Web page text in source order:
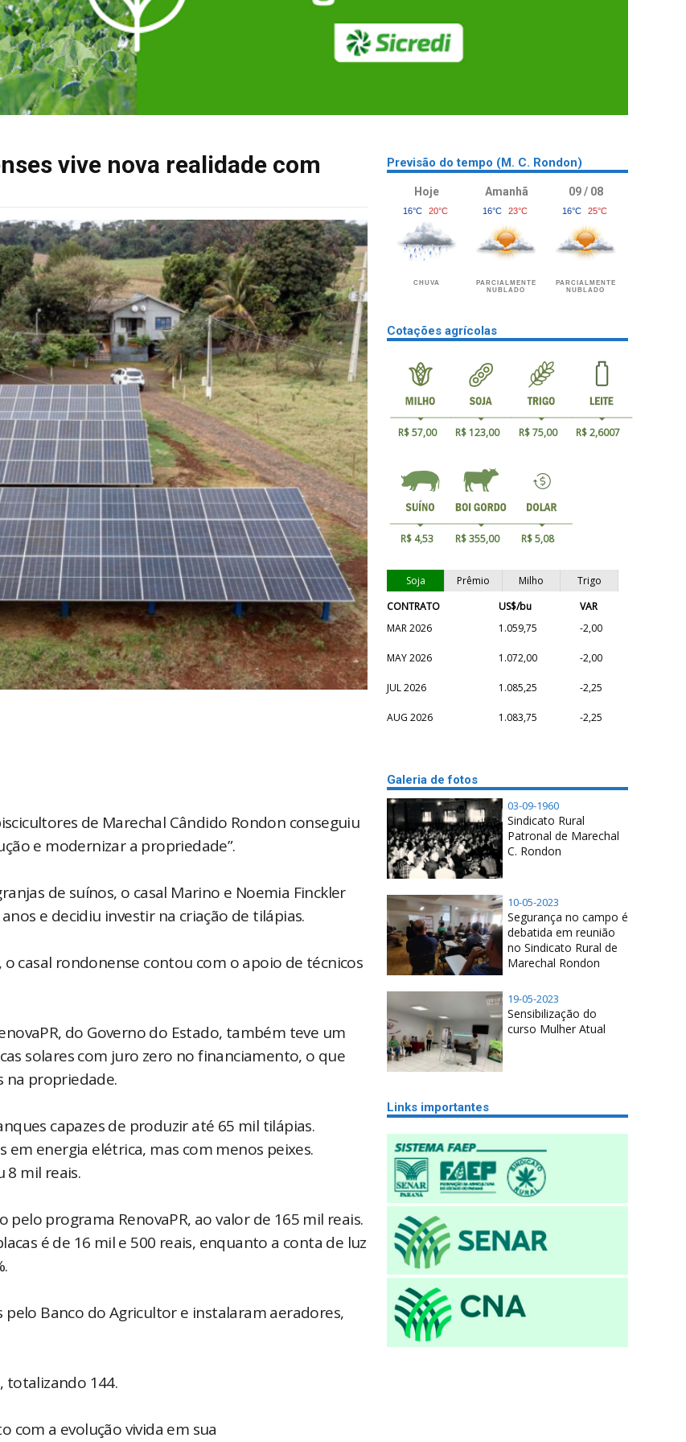
vive nova realidade com
de Marechal Cândido Rondon conseguiu
e modernizar a propriedade”.
de suínos, o casal Marino e Noemia Finckler
e decidiu investir na criação de tilápias.
casal rondonense contou com o apoio de técnicos
do Governo do Estado, também teve um
solares com juro zero no financiamento, o que
na propriedade.
capazes de produzir até 65 mil tilápias.
em energia elétrica, mas com menos peixes.
8 mil reais.
programa RenovaPR, ao valor de 165 mil reais.
é de 16 mil e 500 reais, enquanto a conta de luz
Banco do Agricultor e instalaram aeradores,
totalizando 144.
com a evolução vivida em sua
Previsão do tempo (M. C. Rondon)
Hoje
16°C 20°C
CHUVA
Amanhã
16°C 23°C
PARCIALMENTE
NUBLADO
09 / 08
16°C 25°C
PARCIALMENTE
NUBLADO
Cotações agrícolas
R$ 57,00 R$ 123,00 R$ 75,00 R$ 2,6007
R$ 4,53 R$ 355,00 R$ 5,08
Soja Prêmio Milho
Trigo
CONTRATO
US$/bu
VAR
MAR 2026
1.059,75 -2,00
MAY 2026 1.072,00 -2,00
JUL 2026 1.085,25 -2,25
AUG 2026 1.083,75 -2,25
Galeria de fotos
03-09-1960
Sindicato Rural
Patronal de Marechal
C. Rondon
10-05-2023
Segurança no campo é
debatida em reunião
no Sindicato Rural de
Marechal Rondon
19-05-2023
Sensibilização do
curso Mulher Atual
Links importantes